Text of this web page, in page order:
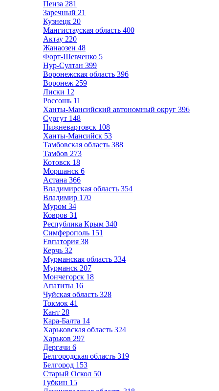
Пенза 281
Заречный 21
Кузнецк 20
Мангистауская область 400
Актау 220
Жанаозен 48
Форт-Шевченко 5
Нур-Султан 399
Воронежская область 396
Воронеж 259
Лиски 12
Россошь 11
Ханты-Мансийский автономный округ 396
Сургут 148
Нижневартовск 108
Ханты-Мансийск 53
Тамбовская область 388
Тамбов 273
Котовск 18
Моршанск 6
Астана 366
Владимирская область 354
Владимир 170
Муром 34
Ковров 31
Республика Крым 340
Симферополь 151
Евпатория 38
Керчь 32
Мурманская область 334
Мурманск 207
Мончегорск 18
Апатиты 16
Чуйская область 328
Токмок 41
Кант 28
Кара-Балта 14
Харьковская область 324
Харьков 297
Дергачи 6
Белгородская область 319
Белгород 153
Старый Оскол 50
Губкин 15